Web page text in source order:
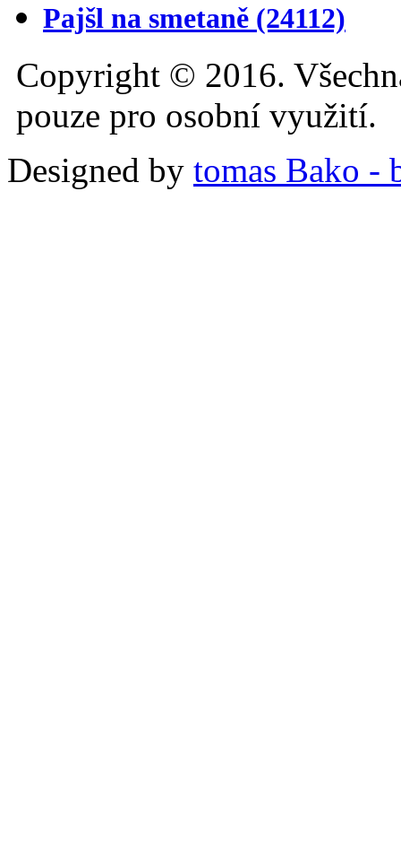
Pajšl na smetaně (24112)
Copyright © 2016.
pouze pro osobní využití.
Designed by tomas Bako -